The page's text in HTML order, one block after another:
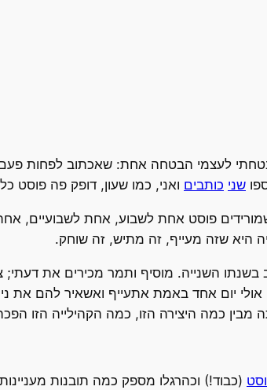
הבטחה אחת: שאכתוב לפחות פעם ביום. ב-365 הימים שעברו לא
שני כותבים ואני, כמו שעון, דופק פה פוסט
פוסט אחת לשבוע, אחת לשבועיים,
היא שזה מעייף, זה מתיש, זה שוחק.
בשנתו השנייה. מוסיף ותמר מכירים את
מבין כמה היצירה הזו, כמה הקהילייה הזו
(כבוד!) וכהרגלו מספק כמה תובנות מעניינות